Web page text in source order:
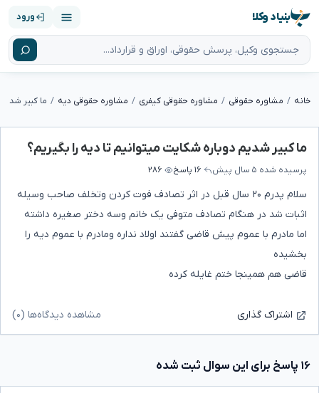
بنیاد وکلا ورود
خانه مشاوره حقوقی مشاوره حقوقی کیفری مشاوره حقوقی دیه ما کبیر
ما کبیر شدیم دوباره شکایت میتوانیم تا دیه را بگیریم؟
پرسیده شده ۵ سال پیش ۱۶ پاسخ ۲۸۶
سلام پدرم ۲۰ سال قبل در اثر تصادف فوت کردن وتخلف صاحب وسیله
اثبات شد در هنگام تصادف متوفی یک خانم وسه دختر صغیره داشته
اما مادرم با عموم پیش قاضی گفتند اولاد نداره ومادرم با عموم دیه را
بخشیده
قاضی هم همینجا ختم غایله کرده
اشتراک گذاری مشاهده دیدگاه‌ها (۰)
۱۶ پاسخ برای این سوال ثبت شده